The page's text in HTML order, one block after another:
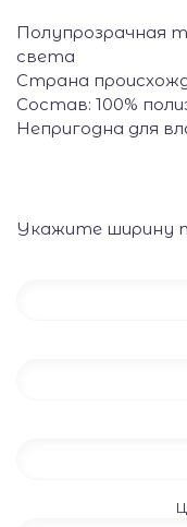
Полупрозрачная
света
Страна
Состав: 100%
Непригодна для
Укажите ширину